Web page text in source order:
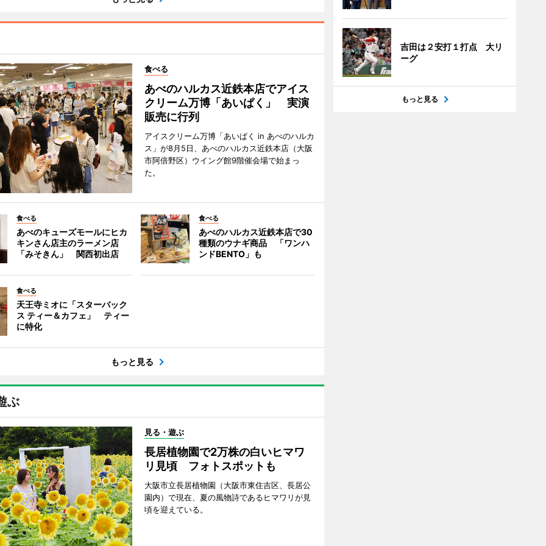
食べる
あべのハルカス近鉄本店でアイス
クリーム万博「あいぱく」 実演
販売に行列
アイスクリーム万博「あいぱく in あべのハルカ
ス」が8月5日、あべのハルカス近鉄本店（大阪
市阿倍野区）ウイング館9階催会場で始まっ
た。
食べる
あべのキューズモールにヒカ
キンさん店主のラーメン店
「みそきん」 関西初出店
食べる
あべのハルカス近鉄本店で30
種類のウナギ商品 「ワンハ
ンドBENTO」も
食べる
天王寺ミオに「スターバック
ス ティー＆カフェ」 ティー
に特化
もっと見る
ぶ
見る・遊ぶ
長居植物園で2万株の白いヒマワ
リ見頃 フォトスポットも
大阪市立長居植物園（大阪市東住吉区、長居公
園内）で現在、夏の風物詩であるヒマワリが見
頃を迎えている。
吉田は２安打１打点 大リ
ーグ
もっと見る